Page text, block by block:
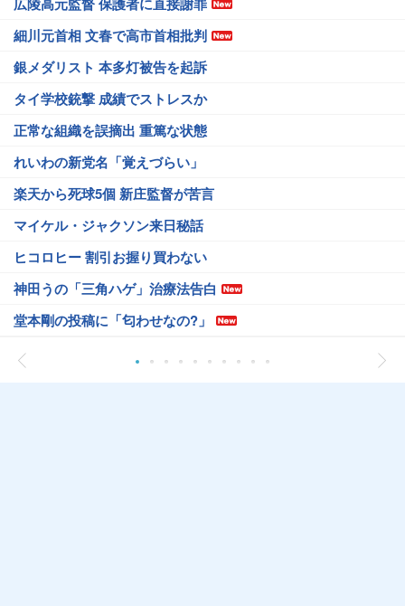
細川元首相 文春で高市首相批判
銀メダリスト 本多灯被告を起訴
タイ学校銃撃 成績でストレスか
正常な組織を誤摘出 重篤な状態
れいわの新党名「覚えづらい」
楽天から死球5個 新庄監督が苦言
マイケル・ジャクソン来日秘話
ヒコロヒー 割引お握り買わない
神田うの「三角ハゲ」治療法告白
堂本剛の投稿に「匂わせなの?」